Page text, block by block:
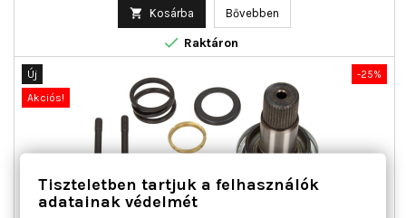
 Kosárba Bővebben
 Raktáron
-25%
Új
Akciós!
Tiszteletben tartjuk a felhasználók
adatainak védelmét